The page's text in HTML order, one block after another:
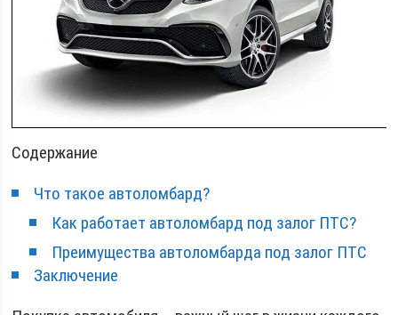
Содержание
Что такое автоломбард?
Как работает автоломбард под залог ПТС?
Преимущества автоломбарда под залог ПТС
Заключение